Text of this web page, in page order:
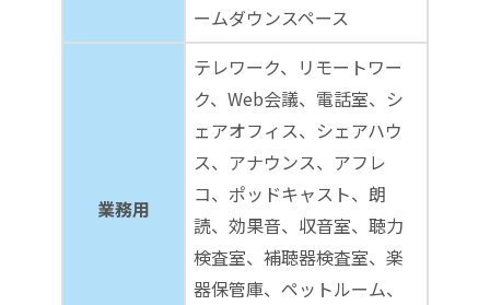
ームダウンスペース
業務用
テレワーク、リモートワー
ク、Web会議、電話室、シ
ェアオフィス、シェアハウ
ス、アナウンス、アフレ
コ、ポッドキャスト、朗
読、効果音、収音室、聴力
検査室、補聴器検査室、楽
器保管庫、ペットルーム、